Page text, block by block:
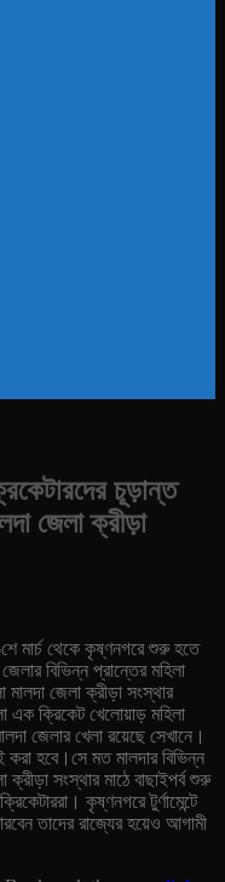
চূড়ান্ত
জেলা ক্রীড়া
মার্চ থেকে কৃষ্ণনগরে শুরু হতে
বিভিন্ন প্রান্তের মহিলা
মালদা জেলা ক্রীড়া সংস্থার
এক ক্রিকেট খেলোয়াড় মহিলা
জেলার খেলা রয়েছে সেখানে।
করা হবে। সে মত মালদার বিভিন্ন
সংস্থার মাঠে বাছাইপর্ব শুরু
কৃষ্ণনগরে টুর্ণামেন্টে
তাদের রাজ্যের হয়েও আগামী